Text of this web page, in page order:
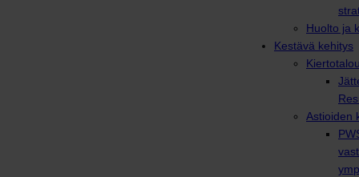
Huolto ja
Kestävä kehitys
Astioiden